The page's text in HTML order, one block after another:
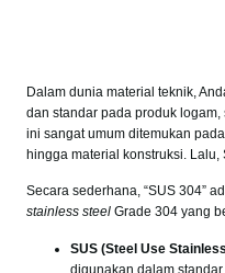
Dalam dunia material teknik,
dan standar pada produk logam,
ini sangat umum ditemukan
hingga material konstruksi.
Secara sederhana, “SUS 304”
stainless steel Grade 304 yang
SUS (Steel Use
digunakan dalam